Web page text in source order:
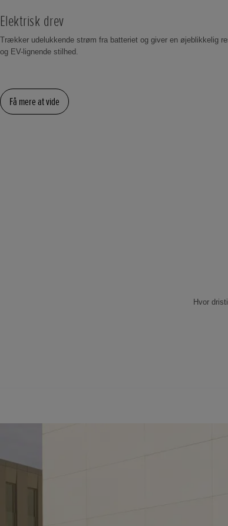
Elektrisk drev
Trækker udelukkende strøm fra batteriet og giver en øjeblikkelig
og EV-lignende stilhed.
Få mere at vide
Hvor